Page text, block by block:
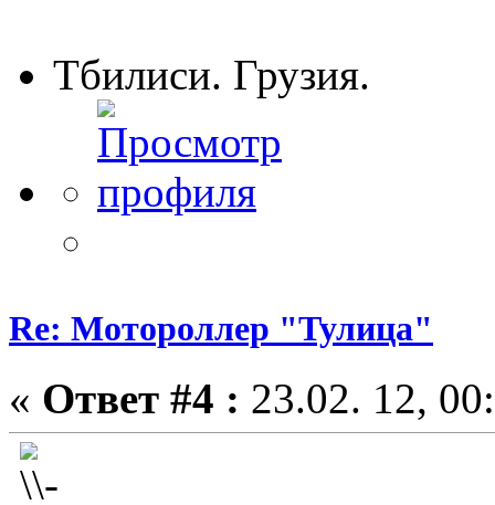
Тбилиси. Грузия.
Re: Мотороллер "Тулица"
« Ответ #4 : 23.02. 12,